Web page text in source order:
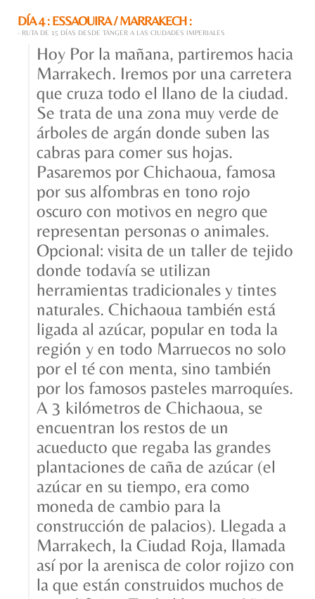
DÍA 4 : ESSAOUIRA / MARRAKECH :
- RUTA DE 15 DÍAS DESDE TÁNGER A LAS CIUDADES IMPERIALES
Hoy Por la mañana, partiremos hacia
Marrakech. Iremos por una carretera
que cruza todo el llano de la ciudad.
Se trata de una zona muy verde de
árboles de argán donde suben las
cabras para comer sus hojas.
Pasaremos por Chichaoua, famosa
por sus alfombras en tono rojo
oscuro con motivos en negro que
representan personas o animales.
Opcional: visita de un taller de tejido
donde todavía se utilizan
herramientas tradicionales y tintes
naturales. Chichaoua también está
ligada al azúcar, popular en toda la
región y en todo Marruecos no solo
por el té con menta, sino también
por los famosos pasteles marroquíes.
A 3 kilómetros de Chichaoua, se
encuentran los restos de un
acueducto que regaba las grandes
plantaciones de caña de azúcar (el
azúcar en su tiempo, era como
moneda de cambio para la
construcción de palacios). Llegada a
Marrakech, la Ciudad Roja, llamada
así por la arenisca de color rojizo con
la que están construidos muchos de